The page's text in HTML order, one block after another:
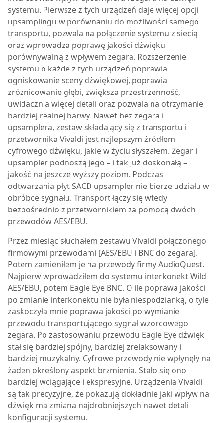
systemu. Pierwsze z tych urządzeń daje więcej opcji
upsamplingu w porównaniu do możliwości samego
transportu, pozwala na połączenie systemu z siecią
oraz wprowadza poprawę jakości dźwięku
porównywalną z wpływem zegara. Rozszerzenie
systemu o każde z tych urządzeń poprawia
ogniskowanie sceny dźwiękowej, poprawia
zróżnicowanie głębi, zwiększa przestrzenność,
uwidacznia więcej detali oraz pozwala na otrzymanie
bardziej realnej barwy. Nawet bez zegara i
upsamplera, zestaw składający się z transportu i
przetwornika Vivaldi jest najlepszym źródłem
cyfrowego dźwięku, jakie w życiu słyszałem. Zegar i
upsampler podnoszą jego – i tak już doskonałą –
jakość na jeszcze wyższy poziom. Podczas
odtwarzania płyt SACD upsampler nie bierze udziału w
obróbce sygnału. Transport łączy się wtedy
bezpośrednio z przetwornikiem za pomocą dwóch
przewodów AES/EBU.
Przez miesiąc słuchałem zestawu Vivaldi połączonego
firmowymi przewodami [AES/EBU i BNC do zegara].
Potem zamieniłem je na przewody firmy AudioQuest.
Najpierw wprowadziłem do systemu interkonekt Wild
AES/EBU, potem Eagle Eye BNC. O ile poprawa jakości
po zmianie interkonektu nie była niespodzianką, o tyle
zaskoczyła mnie poprawa jakości po wymianie
przewodu transportującego sygnał wzorcowego
zegara. Po zastosowaniu przewodu Eagle Eye dźwięk
stał się bardziej spójny, bardziej zrelaksowany i
bardziej muzykalny. Cyfrowe przewody nie wpłynęły na
żaden określony aspekt brzmienia. Stało się ono
bardziej wciągające i ekspresyjne. Urządzenia Vivaldi
są tak precyzyjne, że pokazują dokładnie jaki wpływ na
dźwięk ma zmiana najdrobniejszych nawet detali
konfiguracji systemu.